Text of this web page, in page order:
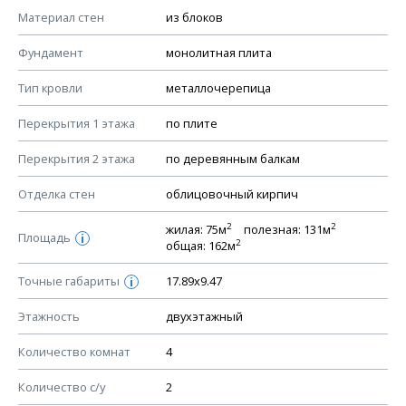
Материал стен из блоков
Фундамент монолитная плита
Тип кровли металлочерепица
Перекрытия 1 этажа по плите
Перекрытия 2 этажа по деревянным балкам
Отделка стен облицовочный кирпич
Площадь i
жилая: 75м2 полезная: 131м2
общая: 162м2
Точные габариты i 17.89х9.47
Этажность двухэтажный
Количество комнат 4
Количество с/у 2
КОНСТРУКТИВНЫЕ РЕШЕНИЯ (КР)
Ведомость рабочих чертежей основного комплекта КР
План фундамента
Устройство фундамента, спецификация материалов
Планы перекрытий этажей, спецификация элементов
Устройство перекрытий
Устройство стен
Спецификация материалов стен
Схема расположения лаг чердака (если есть)
Схема расположения элементов стропил
Спецификация элементов стропил
Устройство стропильной системы
Узлы устройства кровли
План кровли